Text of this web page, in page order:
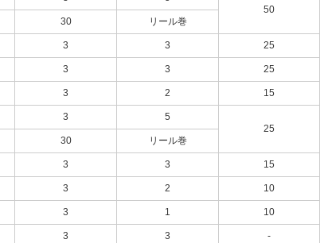
50
30 リール巻
3 3 25
3 3 25
3 2 15
3
5
25
30 リール巻
3 3 15
3 2 10
3 1 10
3 3 -